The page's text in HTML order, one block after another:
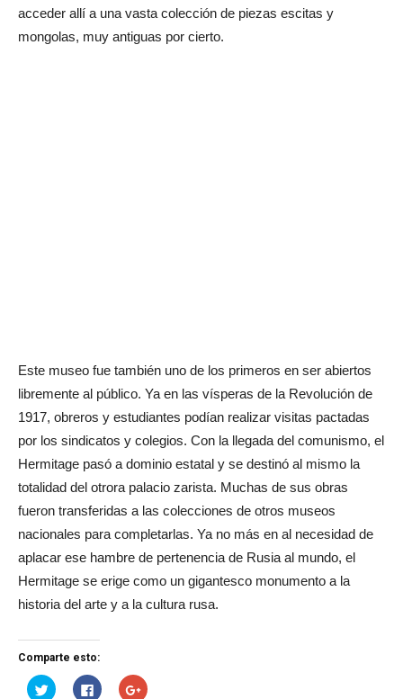
acceder allí a una vasta colección de piezas escitas y
mongolas, muy antiguas por cierto.
Este museo fue también uno de los primeros en ser abiertos
libremente al público. Ya en las vísperas de la Revolución de
1917, obreros y estudiantes podían realizar visitas pactadas
por los sindicatos y colegios. Con la llegada del comunismo, el
Hermitage pasó a dominio estatal y se destinó al mismo la
totalidad del otrora palacio zarista. Muchas de sus obras
fueron transferidas a las colecciones de otros museos
nacionales para completarlas. Ya no más en al necesidad de
aplacar ese hambre de pertenencia de Rusia al mundo, el
Hermitage se erige como un gigantesco monumento a la
historia del arte y a la cultura rusa.
Comparte esto:
Haz Haz Haz